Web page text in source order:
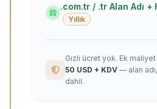
.com.tr / .tr Alan Adı +
Yıllık
Gizli ücret yok. Ek
50 USD + KDV — alan
dahil.